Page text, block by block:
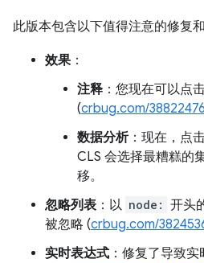
此版本包含以下值得注意的修复
效果 ：
注释 ：您现在可以点
(crbug.com/
数据分析：现在，点
CLS 会选择最糟糕的
移。
忽略列表 ：以 node: 开头
被忽略 (crbug.com/
实时表达式 ：修复了导致